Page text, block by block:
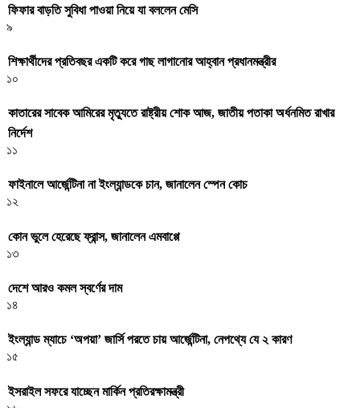
ফিফার বাড়তি সুবিধা পাওয়া নিয়ে যা বললেন মেসি
৯
শিক্ষার্থীদের প্রতিবছর একটি করে গাছ লাগানোর আহ্বান প্রধানমন্ত্রীর
১০
কাতারের সাবেক আমিরের মৃত্যুতে রাষ্ট্রীয় শোক আজ, জাতীয় পতাকা অর্ধনমিত রাখার
নির্দেশ
১১
ফাইনালে আর্জেন্টিনা না ইংল্যান্ডকে চান, জানালেন স্পেন কোচ
১২
কোন ভুলে হেরেছে ফ্রান্স, জানালেন এমবাপ্পে
১৩
দেশে আরও কমল স্বর্ণের দাম
১৪
ইংল্যান্ড ম্যাচে ‘অপয়া’ জার্সি পরতে চায় আর্জেন্টিনা, নেপথ্যে যে ২ কারণ
১৫
ইসরাইল সফরে যাচ্ছেন মার্কিন প্রতিরক্ষামন্ত্রী